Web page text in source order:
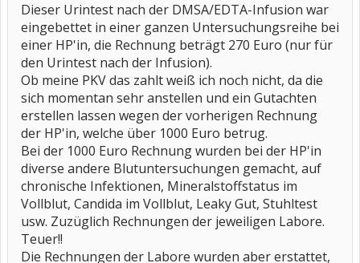
Dieser Urintest nach der DMSA/EDTA-Infusion war
eingebettet in einer ganzen Untersuchungsreihe bei
einer HP'in, die Rechnung beträgt 270 Euro (nur für
den Urintest nach der Infusion).
Ob meine PKV das zahlt weiß ich noch nicht, da die
sich momentan sehr anstellen und ein Gutachten
erstellen lassen wegen der vorherigen Rechnung
der HP'in, welche über 1000 Euro betrug.
Bei der 1000 Euro Rechnung wurden bei der HP'in
diverse andere Blutuntersuchungen gemacht, auf
chronische Infektionen, Mineralstoffstatus im
Vollblut, Candida im Vollblut, Leaky Gut, Stuhltest
usw. Zuzüglich Rechnungen der jeweiligen Labore.
Teuer!!
Die Rechnungen der Labore wurden aber erstattet,